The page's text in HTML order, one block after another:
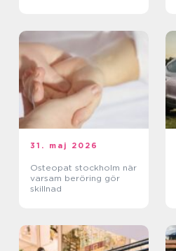
31. maj 2026
Osteopat stockholm när
varsam beröring gör
skillnad